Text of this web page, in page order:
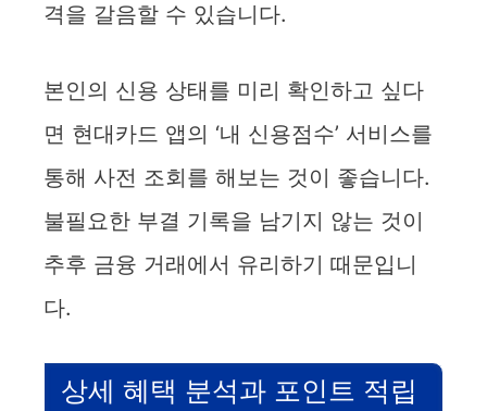
격을 갈음할 수 있습니다.
본인의 신용 상태를 미리 확인하고 싶다
면 현대카드 앱의 ‘내 신용점수’ 서비스를
통해 사전 조회를 해보는 것이 좋습니다.
불필요한 부결 기록을 남기지 않는 것이
추후 금융 거래에서 유리하기 때문입니
다.
상세 혜택 분석과 포인트 적립